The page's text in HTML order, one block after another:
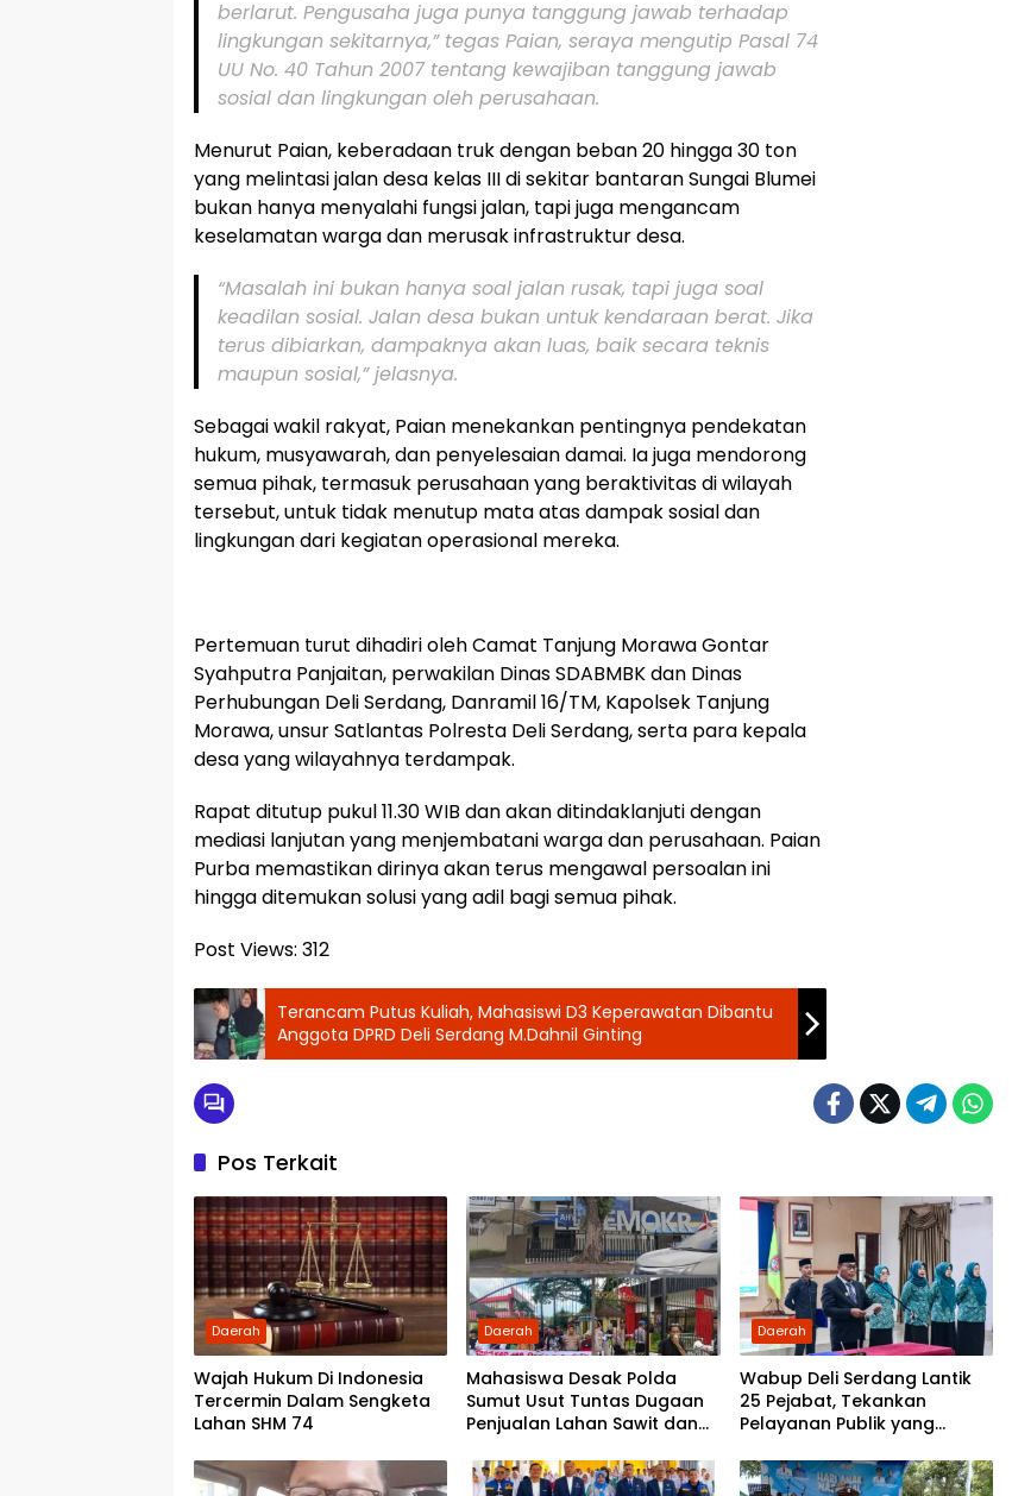
berlarut. Pengusaha juga punya tanggung jawab terhadap
lingkungan sekitarnya,” tegas Paian, seraya mengutip Pasal 74
UU No. 40 Tahun 2007 tentang kewajiban tanggung jawab
sosial dan lingkungan oleh perusahaan.
Menurut Paian, keberadaan truk dengan beban 20 hingga 30 ton
yang melintasi jalan desa kelas III di sekitar bantaran Sungai Blumei
bukan hanya menyalahi fungsi jalan, tapi juga mengancam
keselamatan warga dan merusak infrastruktur desa.
“Masalah ini bukan hanya soal jalan rusak, tapi juga soal
keadilan sosial. Jalan desa bukan untuk kendaraan berat. Jika
terus dibiarkan, dampaknya akan luas, baik secara teknis
maupun sosial,” jelasnya.
Sebagai wakil rakyat, Paian menekankan pentingnya pendekatan
hukum, musyawarah, dan penyelesaian damai. Ia juga mendorong
semua pihak, termasuk perusahaan yang beraktivitas di wilayah
tersebut, untuk tidak menutup mata atas dampak sosial dan
lingkungan dari kegiatan operasional mereka.
Pertemuan turut dihadiri oleh Camat Tanjung Morawa Gontar
Syahputra Panjaitan, perwakilan Dinas SDABMBK dan Dinas
Perhubungan Deli Serdang, Danramil 16/TM, Kapolsek Tanjung
Morawa, unsur Satlantas Polresta Deli Serdang, serta para kepala
desa yang wilayahnya terdampak.
Rapat ditutup pukul 11.30 WIB dan akan ditindaklanjuti dengan
mediasi lanjutan yang menjembatani warga dan perusahaan. Paian
Purba memastikan dirinya akan terus mengawal persoalan ini
hingga ditemukan solusi yang adil bagi semua pihak.
Post Views: 312
Terancam Putus Kuliah, Mahasiswi D3 Keperawatan Dibantu
Anggota DPRD Deli Serdang M.Dahnil Ginting
Pos Terkait
Daerah
Wajah Hukum Di Indonesia
Tercermin Dalam Sengketa
Lahan SHM 74
Daerah
Mahasiswa Desak Polda
Sumut Usut Tuntas Dugaan
Penjualan Lahan Sawit dan
Partai Demokrat Sumut
Daerah
Wabup Deli Serdang Lantik
25 Pejabat, Tekankan
Pelayanan Publik yang